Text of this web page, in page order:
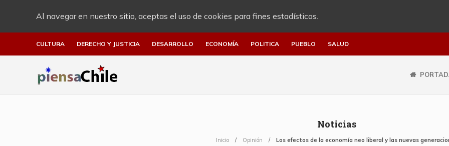
Al navegar en nuestro sitio, aceptas el uso de cookies para fines estadísticos.
CULTURA DERECHO Y JUSTICIA DESARROLLO ECONOMÍA POLITICA PUEBLO SALUD
Noticias
Inicio Opinión Los efectos de la economía neo liberal y las nuevas